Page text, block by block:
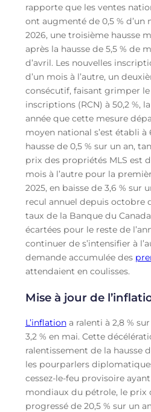
rapporte que les ventes
ont augmenté de 0,5 % d’un
2026, une troisième hausse
après la hausse de 5,5 % de
d’avril. Les nouvelles
d’un mois à l’autre, un
consécutif, faisant grimper
inscriptions (RCN) à 50,2 %,
année que cette mesure
moyen national s’est établi à
hausse de 0,5 % sur un an,
prix des propriétés MLS est
mois à l’autre pour la
2025, en baisse de 3,6 % sur
recul annuel depuis octobre
taux de la Banque du
écartées pour le reste de
continuer de s’intensifier à
demande accumulée des
attendaient en coulisses.
Mise à jour de
L’inflationa ralenti à 2,8 %
3,2 % en mai. Cette
ralentissement de la hausse
les pourparlers
cessez-le-feu provisoire
mondiaux du pétrole, le prix
progressé de 20,5 % sur un